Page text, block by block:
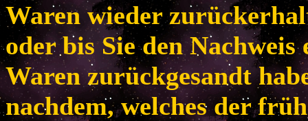
Waren wieder
oder bis Sie den
Waren zurückgesandt
nachdem, welches der